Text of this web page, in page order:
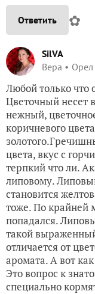
Ответить ✿
SilVA
Вера
Орел
Любой только
Цветочный несет
нежный,
коричневого
цвета, вкус с
терпкий что ли.
липовому.
становится
тоже. По крайней
попадался.
такой
отличается от
аромата. А вот
Это вопрос к
специально